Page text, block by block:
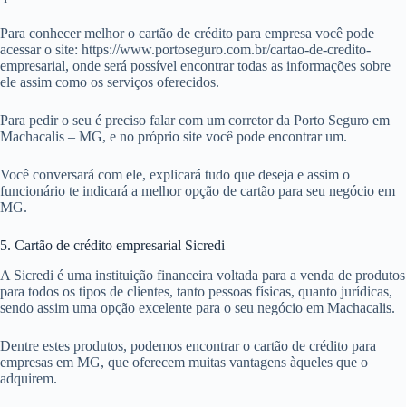
Para conhecer melhor o cartão de crédito para empresa você pode
acessar o site: https://www.portoseguro.com.br/cartao-de-credito-
empresarial, onde será possível encontrar todas as informações sobre
ele assim como os serviços oferecidos.
Para pedir o seu é preciso falar com um corretor da Porto Seguro em
Machacalis – MG, e no próprio site você pode encontrar um.
Você conversará com ele, explicará tudo que deseja e assim o
funcionário te indicará a melhor opção de cartão para seu negócio em
MG.
5. Cartão de crédito empresarial Sicredi
A Sicredi é uma instituição financeira voltada para a venda de produtos
para todos os tipos de clientes, tanto pessoas físicas, quanto jurídicas,
sendo assim uma opção excelente para o seu negócio em Machacalis.
Dentre estes produtos, podemos encontrar o cartão de crédito para
empresas em MG, que oferecem muitas vantagens àqueles que o
adquirem.